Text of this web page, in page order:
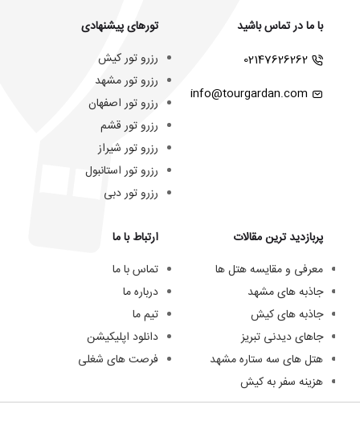
با ما در تماس باشید
02147626262
info@tourgardan.com
تورهای پیشنهادی
رزرو تور کیش
رزرو تور مشهد
رزرو تور اصفهان
رزرو تور قشم
رزرو تور شیراز
رزرو تور استانبول
رزرو تور دبی
پربازدید ترین مقالات
معرفی و مقایسه هتل ها
جاذبه های مشهد
جاذبه های کیش
جاهای دیدنی تبریز
هتل های سه ستاره مشهد
هزینه سفر به کیش
ارتباط با ما
تماس با ما
درباره ما
تیم ما
دانلود اپلیکیشن
فرصت های شغلی